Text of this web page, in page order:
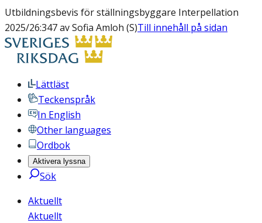
Utbildningsbevis för ställningsbyggare Interpellation
2025/26:347 av Sofia Amloh (S)Till innehåll på sidan
Lättläst
Teckenspråk
In English
Other languages
Ordbok
Aktivera lyssna
Sök
Aktuellt
Aktuellt